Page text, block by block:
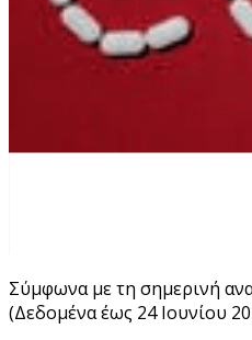
Σύμφωνα με τη σημερινή
(Δεδομένα έως 24 Ιουνίου